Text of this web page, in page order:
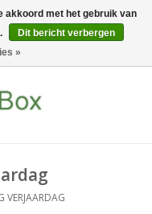
0 Artikelen - €0,00
VERJAARDAG
akkoord met het gebruik van
Dit bericht verbergen
»